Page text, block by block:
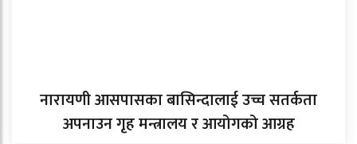
नारायणी आसपासका बासिन्दालाई उच्च सतर्कता
अपनाउन गृह मन्त्रालय र आयोगको आग्रह